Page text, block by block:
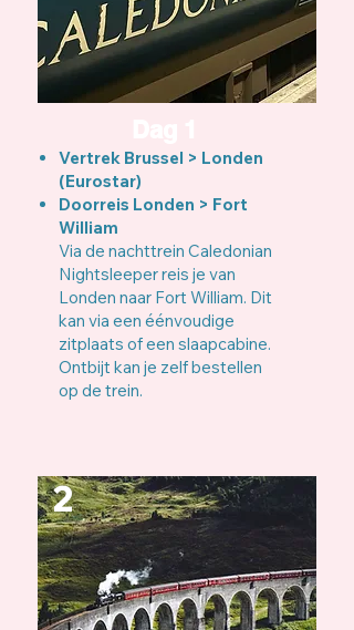
Vanaf dit punt draait de wereld voor jou
iets trager. Hier beleef je Schotland op
zijn puurst.
om de bestemming. De weg ernaartoe is
minstens even onvergetelijk.
Vertrek Brussel > Londen
(Eurostar)
Doorreis Londen > Fort
William
Via de nachttrein Caledonian
Nightsleeper reis je van
Londen naar Fort William. Dit
kan via een éénvoudige
zitplaats of een slaapcabine.
Ontbijt kan je zelf bestellen
op de trein.
2